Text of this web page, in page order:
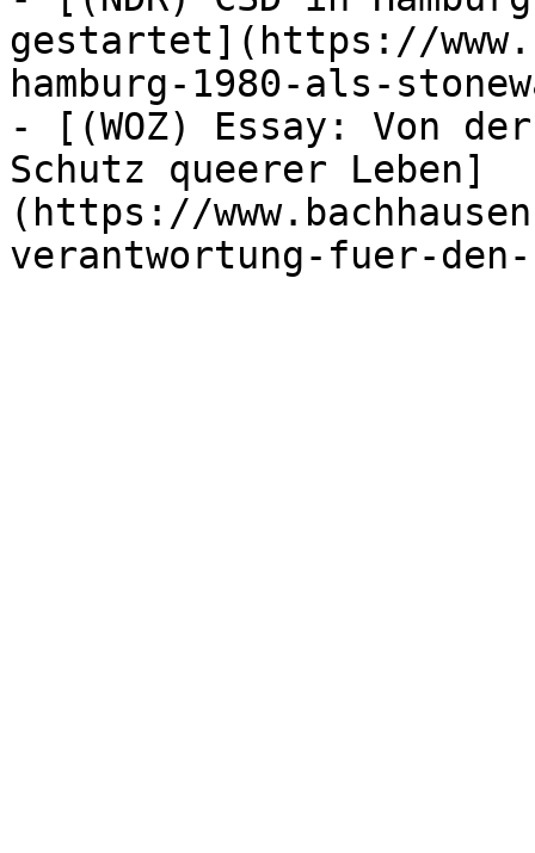
gestartet](https://
hamburg-1980-als-
- [(WOZ) Essay: Von
Schutz queerer Leben]
(https://